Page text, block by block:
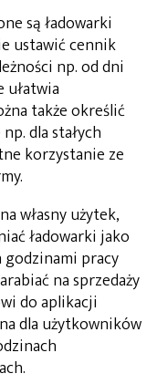
są ładowarki
ustawić cennik
np. od dni
ułatwia
także określić
dla stałych
korzystanie ze
własny użytek,
ładowarki jako
pracy
na sprzedaży
do aplikacji
dla użytkowników